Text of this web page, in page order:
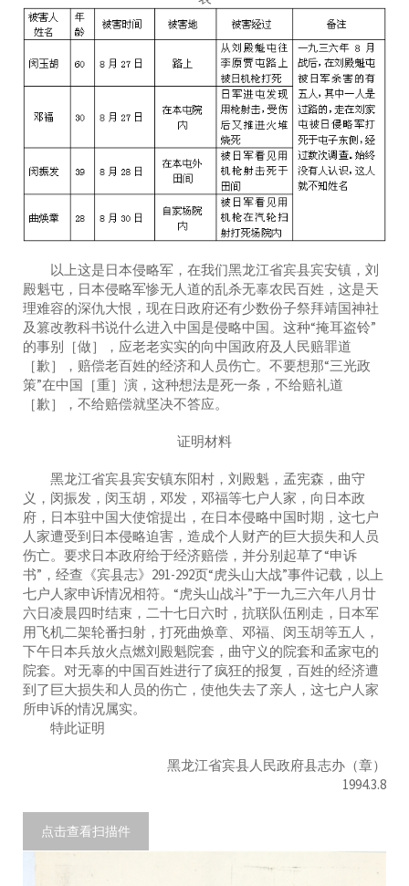
以上这是日本侵略军，在我们黑龙江省宾县宾安镇，刘
殿魁屯，日本侵略军惨无人道的乱杀无辜农民百姓，这是天
理难容的深仇大恨，现在日政府还有少数份子祭拜靖国神社
及篡改教科书说什么进入中国是侵略中国。这种“掩耳盗铃”
的事别［做］，应老老实实的向中国政府及人民赔罪道
［歉］，赔偿老百姓的经济和人员伤亡。不要想那“三光政
策”在中国［重］演，这种想法是死一条，不给赔礼道
［歉］，不给赔偿就坚决不答应。
证明材料
黑龙江省宾县宾安镇东阳村，刘殿魁，孟宪森，曲守
义，闵振发，闵玉胡，邓发，邓福等七户人家，向日本政
府，日本驻中国大使馆提出，在日本侵略中国时期，这七户
人家遭受到日本侵略迫害，造成个人财产的巨大损失和人员
伤亡。要求日本政府给于经济赔偿，并分别起草了“申诉
书”，经查《宾县志》291-292页“虎头山大战”事件记载，以上
七户人家申诉情况相符。“虎头山战斗”于一九三六年八月廿
六日凌晨四时结束，二十七日六时，抗联队伍刚走，日本军
用飞机二架轮番扫射，打死曲焕章、邓福、闵玉胡等五人，
下午日本兵放火点燃刘殿魁院套，曲守义的院套和孟家屯的
院套。对无辜的中国百姓进行了疯狂的报复，百姓的经济遭
到了巨大损失和人员的伤亡，使他失去了亲人，这七户人家
所申诉的情况属实。
特此证明
黑龙江省宾县人民政府县志办（章）
1994.3.8